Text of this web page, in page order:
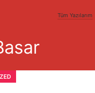
Tüm Yazılarım